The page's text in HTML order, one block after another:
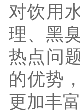
对饮用
理、黑
热点问
的优势
更加丰